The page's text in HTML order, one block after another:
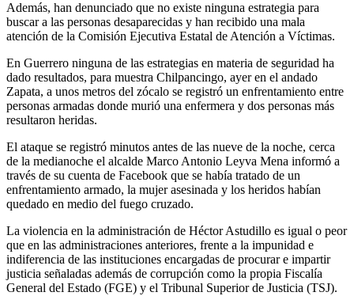
Además, han denunciado que no existe ninguna estrategia para
buscar a las personas desaparecidas y han recibido una mala
atención de la Comisión Ejecutiva Estatal de Atención a Víctimas.
En Guerrero ninguna de las estrategias en materia de seguridad ha
dado resultados, para muestra Chilpancingo, ayer en el andado
Zapata, a unos metros del zócalo se registró un enfrentamiento entre
personas armadas donde murió una enfermera y dos personas más
resultaron heridas.
El ataque se registró minutos antes de las nueve de la noche, cerca
de la medianoche el alcalde Marco Antonio Leyva Mena informó a
través de su cuenta de Facebook que se había tratado de un
enfrentamiento armado, la mujer asesinada y los heridos habían
quedado en medio del fuego cruzado.
La violencia en la administración de Héctor Astudillo es igual o peor
que en las administraciones anteriores, frente a la impunidad e
indiferencia de las instituciones encargadas de procurar e impartir
justicia señaladas además de corrupción como la propia Fiscalía
General del Estado (FGE) y el Tribunal Superior de Justicia (TSJ).